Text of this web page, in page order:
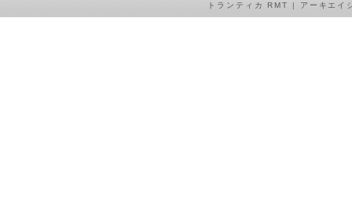
トランティカ RMT
| アーキエイ